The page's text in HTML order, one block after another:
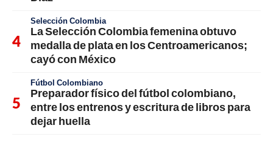
Selección Colombia
La Selección Colombia femenina obtuvo
medalla de plata en los Centroamericanos;
cayó con México
Fútbol Colombiano
Preparador físico del fútbol colombiano,
entre los entrenos y escritura de libros para
dejar huella